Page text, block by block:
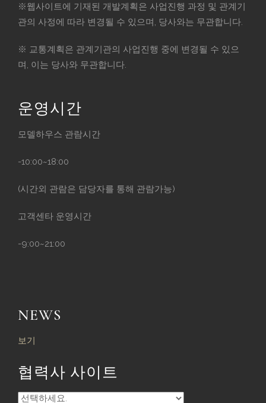
※웹사이트에 기재된 개발계획은 사업진행 과정 및 관계기
관의 사정에 따라 변경될 수 있으며, 당사와는 무관합니다.
※ 교통계획은 관계기관의 사업진행 중에 변경될 수 있으
며, 이는 당사와 무관합니다.
운영시간
모델하우스 관람시간
-10:00~18:00
(시간외 관람은 담당자를 통해 관람가능)
고객센타 운영시간
-9:00~21:00
NEWS
보기
협력사 사이트